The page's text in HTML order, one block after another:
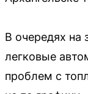
В очередях на
легковые
проблем с